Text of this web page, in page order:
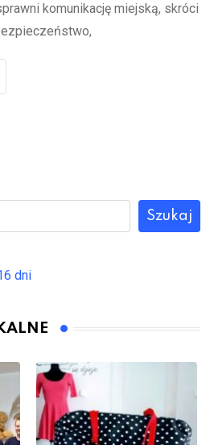
komunikację miejską, skróci
Szukaj
dni